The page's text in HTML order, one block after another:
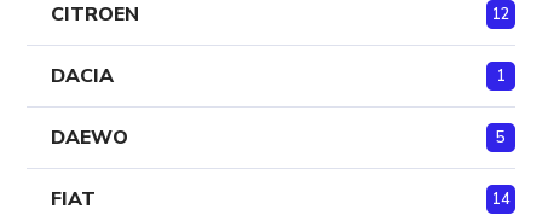
CITROEN 12
DACIA 1
DAEWO 5
FIAT 14